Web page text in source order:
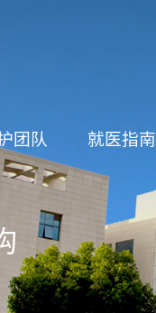
团队 就医指南